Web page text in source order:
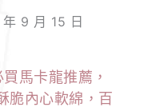
9 月 15 日
馬卡龍推薦，
脆內心軟綿，百